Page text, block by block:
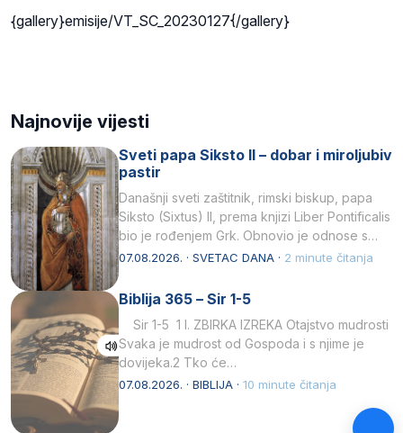
{gallery}emisije/VT_SC_20230127{/gallery}
Najnovije vijesti
Sveti papa Siksto II – dobar i miroljubiv
pastir
Današnji sveti zaštitnik, rimski biskup, papa
Siksto (Sixtus) II, prema knjizi Liber Pontificalis
bio je rođenjem Grk. Obnovio je odnose s
afričkim…
07.08.2026. · SVETAC DANA · 2 minute čitanja
Biblija 365 – Sir 1-5
Sir 1-5 1 I. ZBIRKA IZREKA Otajstvo mudrosti
Svaka je mudrost od Gospoda i s njime je
dovijeka.2 Tko će…
07.08.2026. · BIBLIJA · 10 minute čitanja